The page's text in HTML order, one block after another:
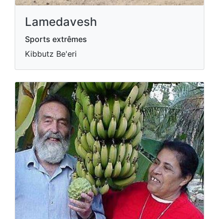
Lamedavesh
Sports extrêmes
Kibbutz Be'eri